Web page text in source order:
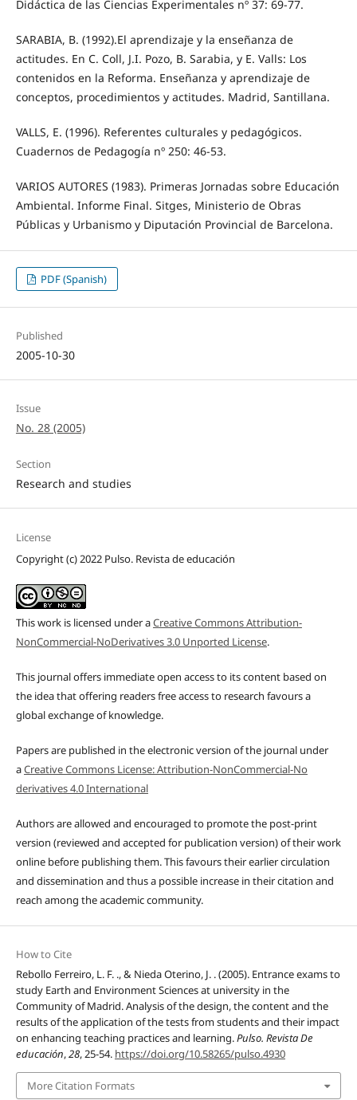
Didáctica de las Ciencias Experimentales nº 37: 69-77.
SARABIA, B. (1992).El aprendizaje y la enseñanza de
actitudes. En C. Coll, J.I. Pozo, B. Sarabia, y E. Valls: Los
contenidos en la Reforma. Enseñanza y aprendizaje de
conceptos, procedimientos y actitudes. Madrid, Santillana.
VALLS, E. (1996). Referentes culturales y pedagógicos.
Cuadernos de Pedagogía nº 250: 46-53.
VARIOS AUTORES (1983). Primeras Jornadas sobre Educación
Ambiental. Informe Final. Sitges, Ministerio de Obras
Públicas y Urbanismo y Diputación Provincial de Barcelona.
PDF (Spanish)
Published
2005-10-30
Issue
No. 28 (2005)
Section
Research and studies
License
Copyright (c) 2022 Pulso. Revista de educación
This work is licensed under aCreative Commons Attribution-
NonCommercial-NoDerivatives 3.0 Unported License.
This journal offers immediate open access to its content based on
the idea that offering readers free access to research favours a
global exchange of knowledge.
Papers are published in the electronic version of the journal under
aCreative Commons License: Attribution-NonCommercial-No
derivatives 4.0 International
Authors are allowed and encouraged to promote the post-print
version (reviewed and accepted for publication version) of their work
online before publishing them. This favours their earlier circulation
and dissemination and thus a possible increase in their citation and
reach among the academic community.
How to Cite
Rebollo Ferreiro, L. F. ., & Nieda Oterino, J. . (2005). Entrance exams to
study Earth and Environment Sciences at university in the
Community of Madrid. Analysis of the design, the content and the
results of the application of the tests from students and their impact
on enhancing teaching practices and learning.Pulso. Revista De
educación,28, 25-54. https://doi.org/10.58265/pulso.4930
More Citation Formats